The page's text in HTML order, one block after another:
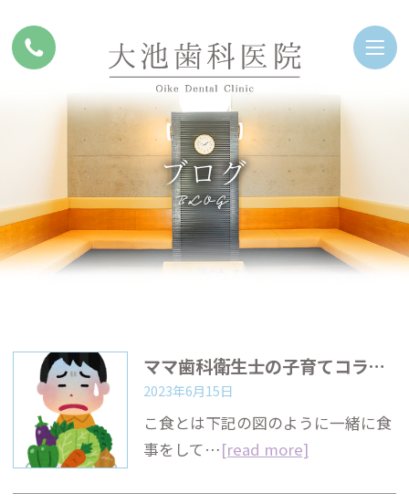
ブログ
BLOG
ママ歯科衛生士の子育てコラム『食環境〜こ食による悪影響について〜』
2023年6月15日
こ食とは下記の図のように一緒に食
事をして…[read more]